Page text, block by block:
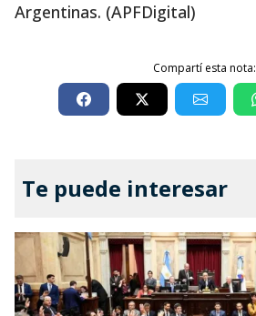
Argentinas. (APFDigital)
Compartí esta nota:
Te puede interesar